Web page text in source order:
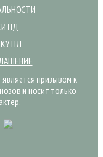
ПД
ПД
призывом к
и носит только